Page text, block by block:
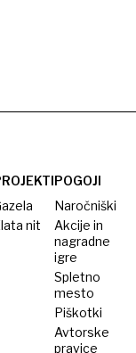
nit
POGOJI
Naročniški
Akcije in
nagradne
igre
Spletno
mesto
Piškotki
Avtorske
pravice